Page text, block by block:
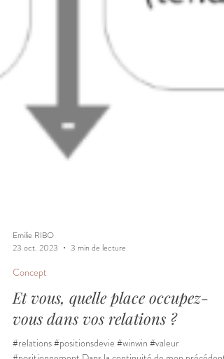
Emilie RIBO
23 oct. 2023
3 min de lecture
Concept
Et vous, quelle place occupez-